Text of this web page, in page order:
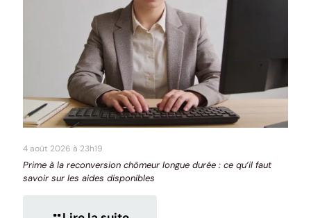
4 août 2026 à 23h19
Prime à la reconversion chômeur longue durée : ce qu’il faut
savoir sur les aides disponibles